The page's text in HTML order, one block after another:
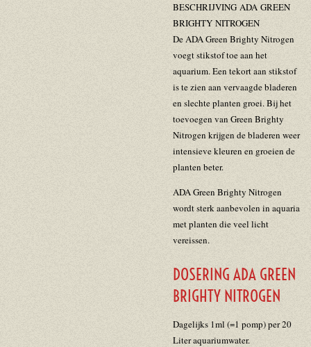
BESCHRIJVING ADA GREEN
BRIGHTY NITROGEN
De ADA Green Brighty Nitrogen
voegt stikstof toe aan het
aquarium. Een tekort aan stikstof
is te zien aan vervaagde bladeren
en slechte planten groei. Bij het
toevoegen van Green Brighty
Nitrogen krijgen de bladeren weer
intensieve kleuren en groeien de
planten beter.
ADA Green Brighty Nitrogen
wordt sterk aanbevolen in aquaria
met planten die veel licht
vereissen.
DOSERING ADA GREEN
BRIGHTY NITROGEN
Dagelijks 1ml (=1 pomp) per 20
Liter aquariumwater.